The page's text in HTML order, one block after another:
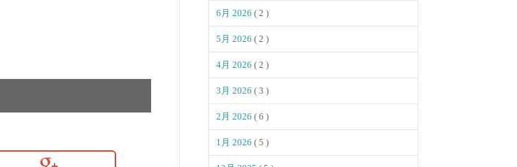
6月 2026 ( 2 )
5月 2026 ( 2 )
4月 2026 ( 2 )
3月 2026 ( 3 )
2月 2026 ( 6 )
1月 2026 ( 5 )